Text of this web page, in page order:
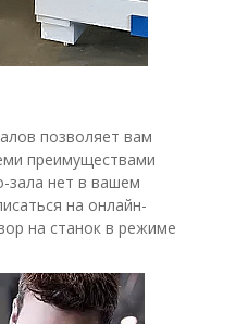
позволяет вам
преимуществами
зала нет в вашем
на онлайн-
на станок в режиме